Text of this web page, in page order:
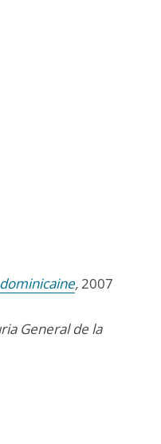
,2007
General de la